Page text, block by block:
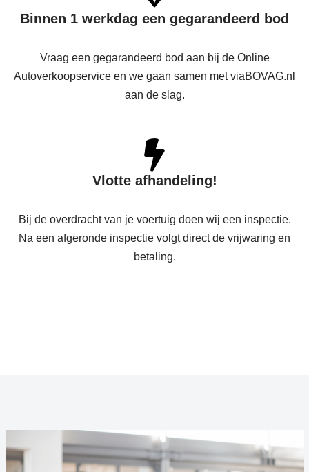
Binnen 1 werkdag een gegarandeerd bod
Vraag een gegarandeerd bod aan bij de Online
Autoverkoopservice en we gaan samen met viaBOVAG.nl
aan de slag.
Vlotte afhandeling!
Bij de overdracht van je voertuig doen wij een inspectie.
Na een afgeronde inspectie volgt direct de vrijwaring en
betaling.